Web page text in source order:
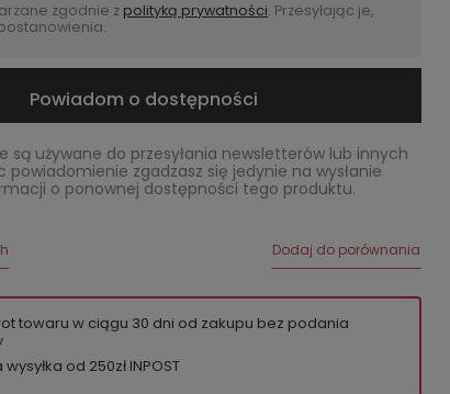
zgodnie z polityką prywatności. Przesyłając je,
Powiadom o dostępności
są używane do przesyłania newsletterów lub innych
powiadomienie zgadzasz się jedynie na wysłanie
o ponownej dostępności tego produktu.
Dodaj do porównania
towaru w ciągu 30 dni od zakupu bez podania
od 250zł INPOST